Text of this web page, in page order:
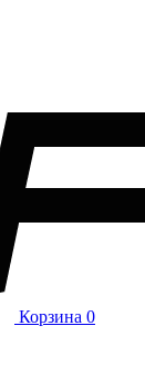
Корзина 0